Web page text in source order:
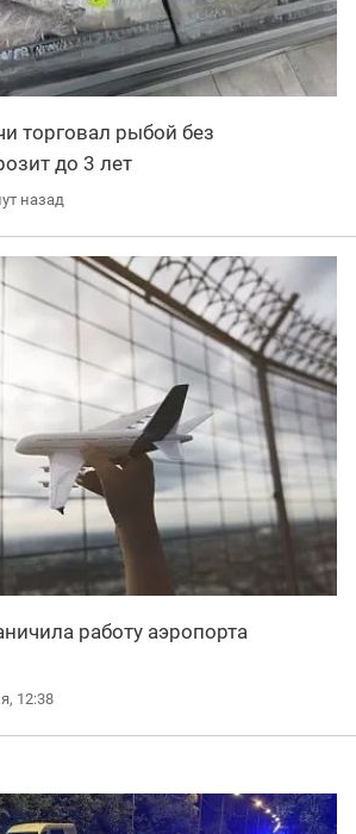
торговал рыбой без
до 3 лет
назад
работу аэропорта
12:38